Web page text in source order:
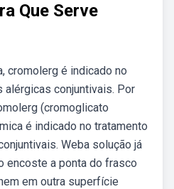
Que Serve
cromolerg é indicado no
conjuntivais. Por
(cromoglicato
é indicado no tratamento
Weba solução já
encoste a ponta do frasco
em outra superfície